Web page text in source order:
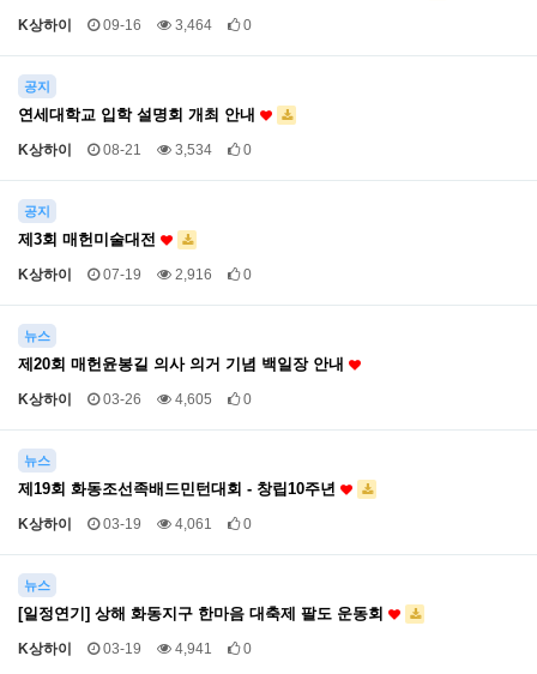
K상하이 09-16 3,464 0
공지
연세대학교 입학 설명회 개최 안내
K상하이 08-21 3,534 0
공지
제3회 매헌미술대전
K상하이 07-19 2,916 0
뉴스
제20회 매헌윤봉길 의사 의거 기념 백일장 안내
K상하이 03-26 4,605 0
뉴스
제19회 화동조선족배드민턴대회 - 창립10주년
K상하이 03-19 4,061 0
뉴스
[일정연기] 상해 화동지구 한마음 대축제 팔도 운동회
K상하이 03-19 4,941 0